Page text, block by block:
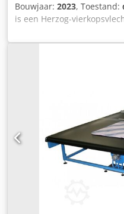
Bouwjaar: 2023, Toestand:
is een Herzog-
klosjes 1/2: 12/16, aantal
diameter van het
verwisselbare tandwielen,
spoelen, 28x
houten trommels, 8x
een klosbescherming. De
duizend meter gebruikt
Documentatie aanwezig.
mogelijk. Cedpfjzqfx Dex